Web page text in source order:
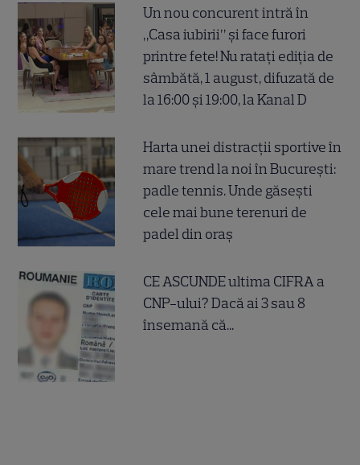
Un nou concurent intră în
„Casa iubirii” și face furori
printre fete! Nu ratați ediția de
sâmbătă, 1 august, difuzată de
la 16:00 și 19:00, la Kanal D
Harta unei distracții sportive în
mare trend la noi în București:
padle tennis. Unde găsești
cele mai bune terenuri de
padel din oraș
CE ASCUNDE ultima CIFRA a
CNP-ului? Dacă ai 3 sau 8
însemană că...